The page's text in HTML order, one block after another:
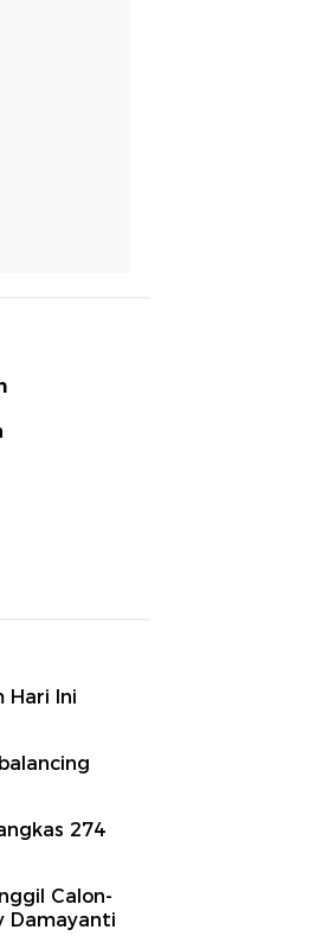
Hari Ini
274
Calon-
Damayanti